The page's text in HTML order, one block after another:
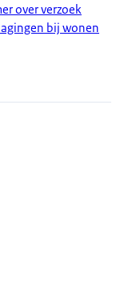
over verzoek
bij wonen